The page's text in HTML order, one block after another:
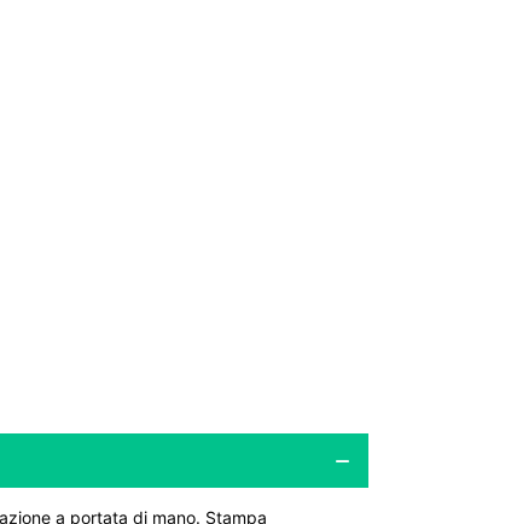
a portata di mano. Stampa